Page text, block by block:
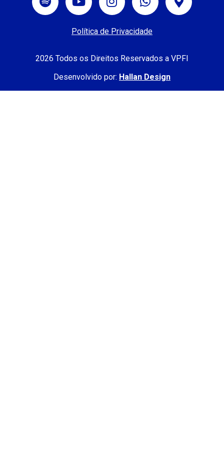
Política de Privacidade
2026 Todos os Direitos Reservados a VPFI
Desenvolvido por: Hallan Design